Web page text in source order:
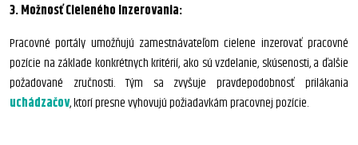
3. Možnosť Cieleného Inzerovania:
Pracovné portály umožňujú zamestnávateľom cielene inzerovať pracovné
pozície na základe konkrétnych kritérií, ako sú vzdelanie, skúsenosti, a ďalšie
požadované zručnosti. Tým sa zvyšuje pravdepodobnosť prilákania
uchádzačov, ktorí presne vyhovujú požiadavkám pracovnej pozície.